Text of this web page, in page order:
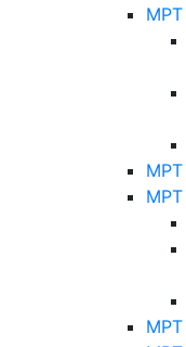
МРТ
МРТ
МРТ
МРТ